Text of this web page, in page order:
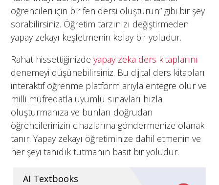
öğrencileri için bir fen dersi oluşturun” gibi bir şey
sorabilirsiniz. Öğretim tarzınızı değiştirmeden
yapay zekayı keşfetmenin kolay bir yoludur.
Rahat hissettiğinizdeyapay zeka ders kitaplarını
denemeyi düşünebilirsiniz. Bu dijital ders kitapları
interaktif öğrenme platformlarıyla entegre olur ve
milli müfredatla uyumlu sınavları hızla
oluşturmanıza ve bunları doğrudan
öğrencilerinizin cihazlarına göndermenize olanak
tanır. Yapay zekayı öğretiminize dahil etmenin ve
her şeyi tanıdık tutmanın basit bir yoludur.
AI Textbooks